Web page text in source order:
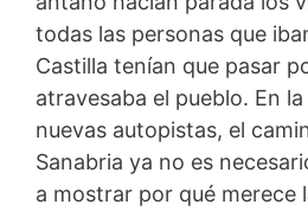
todas las personas que
Castilla tenían que pasar
atravesaba el pueblo. En
nuevas autopistas, el
Sanabria ya no es
a mostrar por qué merece